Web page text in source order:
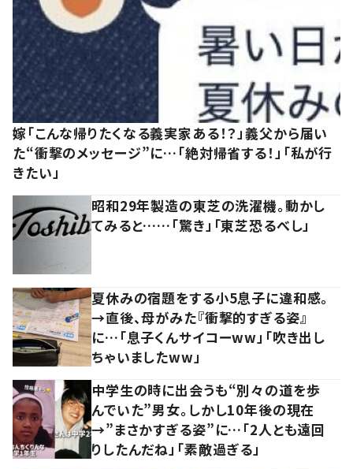
嫁「こんな帰りたくなる義実家ある！？」義父から届い
た“衝撃のメッセージ”に…「絶対帰省する！」「私が行
きたい」
昭和29年製造の東芝の洗濯機。動かし
てみると……「驚き」「東芝恐るべし」
夏休みの宿題をする小5息子に違和感。
→直後、母がみた『衝撃的すぎる姿』
に…「息子くんサイコーww」「吹き出し
ちゃいましたww」
中学生の時に出会うも“別々の道を歩
んでいた”男女。しかし10年後の現在
→”まさかすぎる姿”に…「2人とも遠回
りしたんだね」「素敵過ぎる」